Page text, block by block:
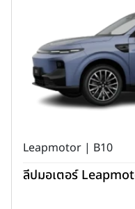
Land Cruiserเปิดตัวครั้งแ
และเป็นรถยนต์คันแรกที่พิ
Leapmotor | B10
ลีปมอเตอร์